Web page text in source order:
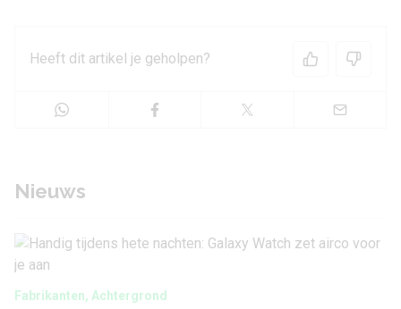
Heeft dit artikel je geholpen?
Nieuws
Fabrikanten, Achtergrond